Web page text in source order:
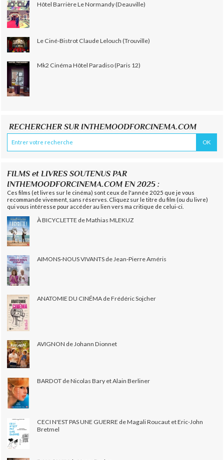
Hôtel Barrière Le Normandy (Deauville)
Le Ciné-Bistrot Claude Lelouch (Trouville)
Mk2 Cinéma Hôtel Paradiso (Paris 12)
RECHERCHER SUR INTHEMOODFORCINEMA.COM
FILMS et LIVRES SOUTENUS PAR
INTHEMOODFORCINEMA.COM EN 2025 :
Ces films (et livres sur le cinéma) sont ceux de l'année 2025 que je vous
recommande vivement, sans réserves. Cliquez sur le titre du film (ou du livre)
qui vous intéresse pour accéder au lien vers ma critique de celui-ci.
À BICYCLETTE de Mathias MLEKUZ
AIMONS-NOUS VIVANTS de Jean-Pierre Améris
ANATOMIE DU CINÉMA de Frédéric Sojcher
AVIGNON de Johann Dionnet
BARDOT de Nicolas Bary et Alain Berliner
CECI N'EST PAS UNE GUERRE de Magali Roucaut et Eric-John
Bretmel